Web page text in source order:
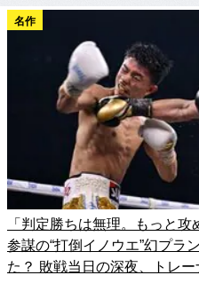
名作
「判定勝ちは無理。もっと
参謀の“打倒イノウエ”幻プラ
た？ 敗戦当日の深夜、トレー